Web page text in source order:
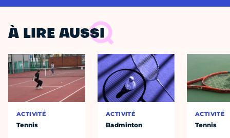
À LIRE AUSSI
ACTIVITÉ
Tennis
ACTIVITÉ
Badminton
ACTIVITÉ
Tennis